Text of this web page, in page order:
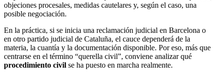
objeciones procesales, medidas cautelares y, según el caso, una
posible negociación.
En la práctica, si se inicia una reclamación judicial en Barcelona o
en otro partido judicial de Cataluña, el cauce dependerá de la
materia, la cuantía y la documentación disponible. Por eso, más que
centrarse en el término “querella civil”, conviene analizar qué
procedimiento civil se ha puesto en marcha realmente.